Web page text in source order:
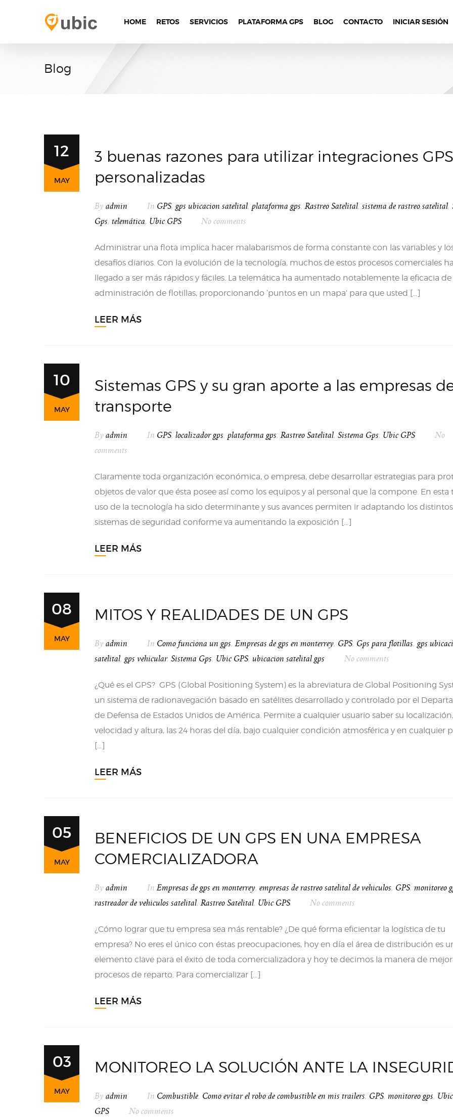
HOME RETOS SERVICIOS PLATAFORMA GPS BLOG CONTACTO INICIAR SESIÓN
Blog
12
MAY
3 buenas razones para utilizar integraciones GPS
personalizadas
By admin In GPS, gps ubicacion satelital, plataforma gps, Rastreo Satelital, sistema de rastreo satelital,
Gps, telemática, Ubic GPS No comments
Administrar una flota implica hacer malabarismos de forma constante con las variables y
desafíos diarios. Con la evolución de la tecnología, muchos de estos procesos comerciales
llegado a ser más rápidos y fáciles. La telemática ha aumentado notablemente la eficacia de
administración de flotillas, proporcionando ‘puntos en un mapa’ para que usted […]
LEER MÁS
10
MAY
Sistemas GPS y su gran aporte a las empresas
transporte
By admin In GPS, localizador gps, plataforma gps, Rastreo Satelital, Sistema Gps, Ubic GPS
No
comments
Claramente toda organización económica, o empresa, debe desarrollar estrategias para
objetos de valor que ésta posee así como los equipos y al personal que la compone. En esta
uso de la tecnología ha sido determinante y sus avances permiten ir adaptando los distintos
sistemas de seguridad conforme va aumentando la exposición […]
LEER MÁS
08
MAY
MITOS Y REALIDADES DE UN GPS
By admin In Como funciona un gps, Empresas de gps en monterrey, GPS, Gps para flotillas, gps
satelital, gps vehicular, Sistema Gps, Ubic GPS, ubicacion satelital gps No comments
¿Qué es el GPS? GPS (Global Positioning System) es la abreviatura de Global Positioning
un sistema de radionavegación basado en satélites desarrollado y controlado por el
de Defensa de Estados Unidos de América. Permite a cualquier usuario saber su localización,
velocidad y altura, las 24 horas del día, bajo cualquier condición atmosférica y en cualquier
[…]
LEER MÁS
05
MAY
BENEFICIOS DE UN GPS EN UNA EMPRESA
COMERCIALIZADORA
By admin In Empresas de gps en monterrey, empresas de rastreo satelital de vehiculos, GPS, monitoreo
rastreador de vehiculos satelital, Rastreo Satelital, Ubic GPS No comments
¿Cómo lograr que tu empresa sea más rentable? ¿De qué forma eficientar la logística de tu
empresa? No eres el único con éstas preocupaciones, hoy en día el área de distribución es
elemento clave para el éxito de toda comercializadora y hoy te decimos la manera de
procesos de reparto. Para comercializar […]
LEER MÁS
03
MAY
MONITOREO LA SOLUCIÓN ANTE LA
By admin In Combustible, Como evitar el robo de combustible en mis trailers, GPS, monitoreo gps, Ubic
GPS
No comments